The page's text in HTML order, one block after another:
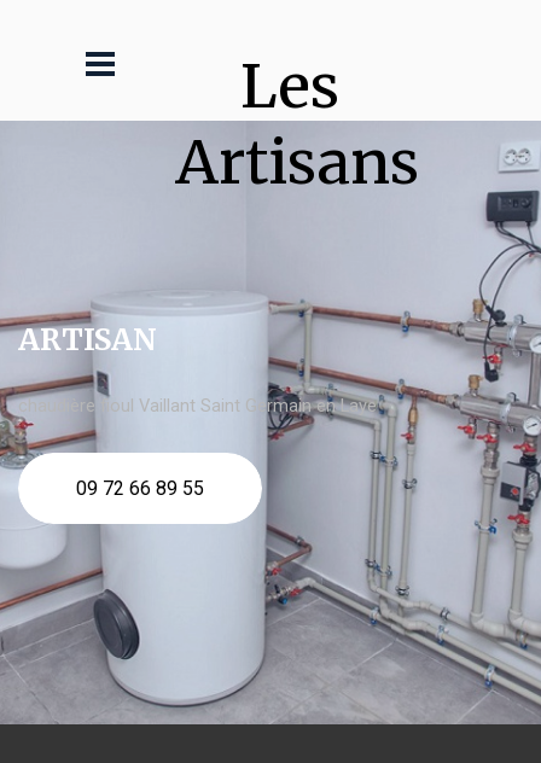
Les
Artisans
ARTISAN
chaudière fioul Vaillant Saint Germain en Laye
09 72 66 89 55